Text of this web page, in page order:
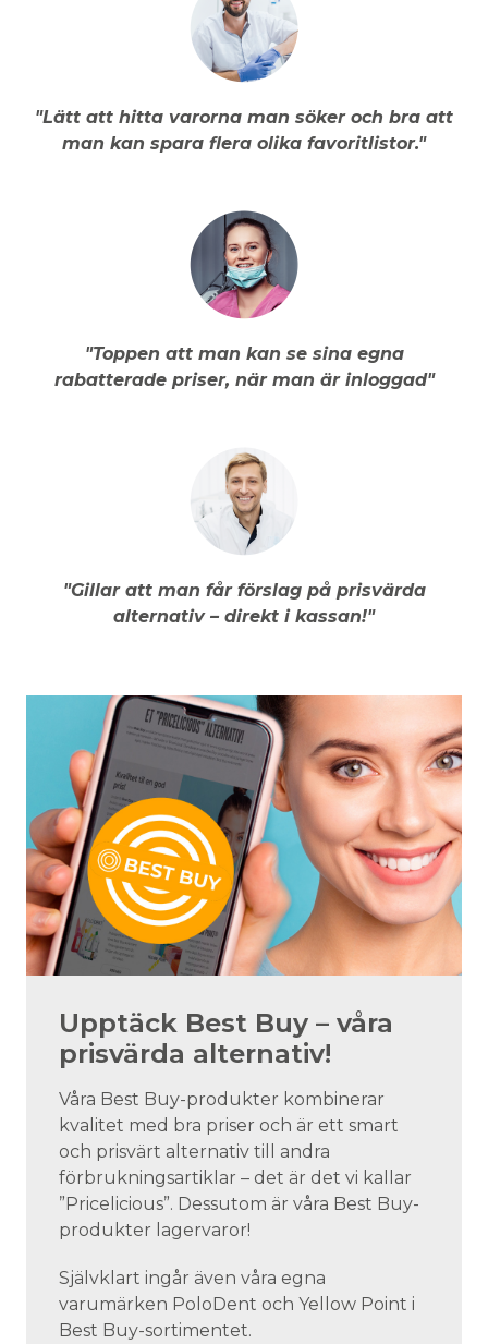
"Lätt att hitta varorna man söker och bra att
man kan spara flera olika favoritlistor."
"Toppen att man kan se sina egna
rabatterade priser, när man är inloggad"
"Gillar att man får förslag på prisvärda
alternativ – direkt i kassan!"
Upptäck Best Buy – våra
prisvärda alternativ!
Våra Best Buy-produkter kombinerar
kvalitet med bra priser och är ett smart
och prisvärt alternativ till andra
förbrukningsartiklar – det är det vi kallar
”Pricelicious”. Dessutom är våra Best Buy-
produkter lagervaror!
Självklart ingår även våra egna
varumärken PoloDent och Yellow Point i
Best Buy-sortimentet.